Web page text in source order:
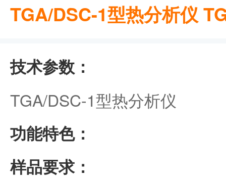
TGA/DSC-1型热分析仪
技术参数：
TGA/DSC-1型热分析仪
功能特色：
样品要求：